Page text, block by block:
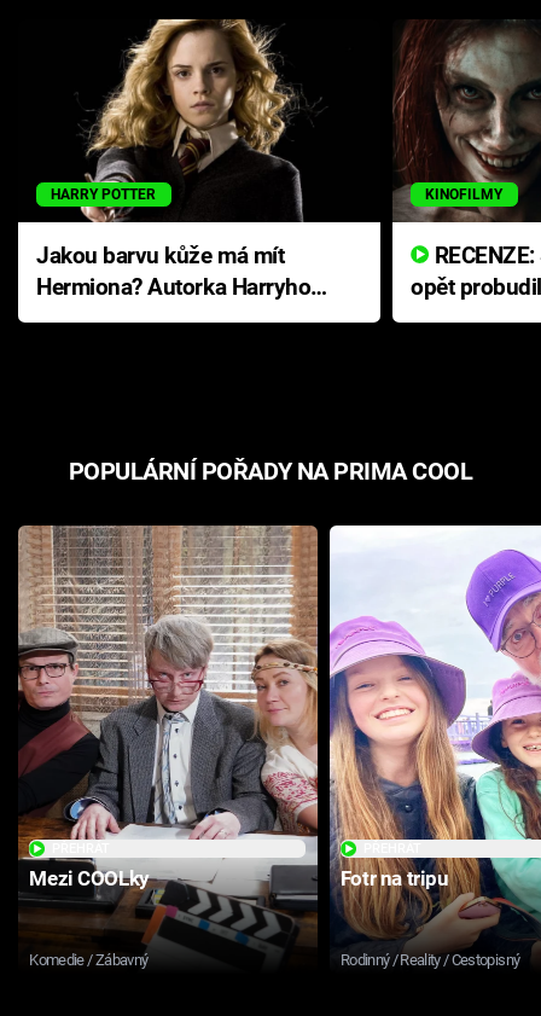
HARRY POTTER
Jakou barvu kůže má mít
Hermiona? Autorka Harryho
Pottera přišla s ráznou
KINOFILMY
opět
přichází s
POPULÁRNÍ POŘADY NA PRIMA COOL
Mezi COOLky
Komedie / Zábavný
Fotr na tripu
Rodinný / Reality / Cestopisný